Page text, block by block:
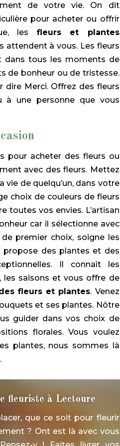
de votre vie. On dit
pour acheter ou offrir
les fleurs et plantes
attendent à vous. Les fleurs
dans tous les moments de
de bonheur ou de tristesse.
dire Merci. Offrez des fleurs
à une personne que vous
pour acheter des fleurs ou
avec des fleurs. Mettez
vie de quelqu’un, dans votre
choix de couleurs de fleurs
toutes vos envies. L’artisan
car il sélectionne avec
premier choix, soigne les
des plantes et des
Il connaît les
les saisons et vous offre de
fleurs et plantes. Venez
et ses plantes. Nôtre
guider dans vos choix de
florales. Vous voulez
plantes, nous sommes là
fleuriste à Lectoure
que ce soit pour fleurir
? Ont est là avec vous